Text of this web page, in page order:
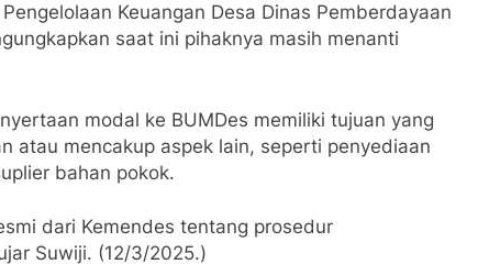
Keuangan Desa Dinas Pemberdayaan
saat ini pihaknya masih menanti
modal ke BUMDes memiliki tujuan yang
atau mencakup aspek lain, seperti penyediaan
bahan pokok.
dari Kemendes tentang prosedur
Suwiji. (12/3/2025.)